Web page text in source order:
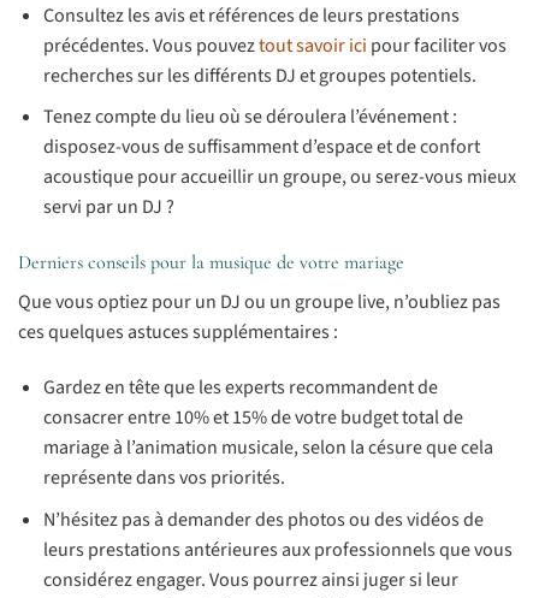
Consultez les avis et références de leurs prestations
précédentes. Vous pouveztout savoir ici pour faciliter vos
recherches sur les différents DJ et groupes potentiels.
Tenez compte du lieu où se déroulera l’événement :
disposez-vous de suffisamment d’espace et de confort
acoustique pour accueillir un groupe, ou serez-vous mieux
servi par un DJ ?
Derniers conseils pour la musique de votre mariage
Que vous optiez pour un DJ ou un groupe live, n’oubliez pas
ces quelques astuces supplémentaires :
Gardez en tête que les experts recommandent de
consacrer entre 10% et 15% de votre budget total de
mariage à l’animation musicale, selon la césure que cela
représente dans vos priorités.
N’hésitez pas à demander des photos ou des vidéos de
leurs prestations antérieures aux professionnels que vous
considérez engager. Vous pourrez ainsi juger si leur